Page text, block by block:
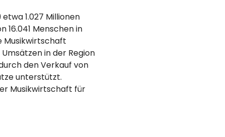
1.027 Millionen
16.041 Menschen in
Musikwirtschaft
in der Region
den Verkauf von
unterstützt.
Musikwirtschaft für